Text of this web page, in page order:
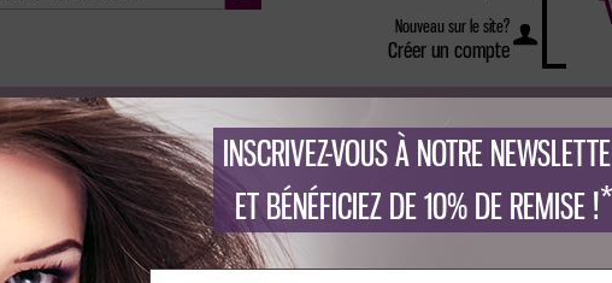
INSCRIVEZ-VOUS À NOTRE
ET BÉNÉFICIEZ DE 10% DE REMISE !*
Nouveau sur le site?
Créer un compte
Matériel
coiffure Permanente biodamoiselle
box'amoiselle Hair Juice